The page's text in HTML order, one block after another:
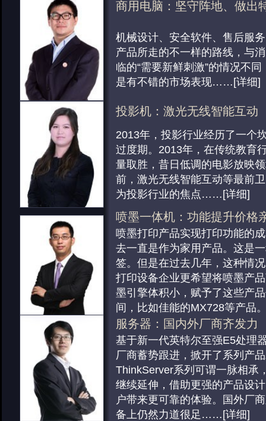
的东西，出现这样的情况其实
2012年我们经历的太好，而影
没有……[详细]
影像产品：期待明年一切会
业的极度热闹，2013年显得平
会，2013年的影像行业并没有
的东西，出现这样的情况其实
2012年我们经历的太好，而影
没有 ……[详细]
导，其中游戏悍将、先马、鑫
电源：金牌崛起 数控未来
电源产品越来越注重高转换效
费者来说有着很好的节能表现
费者在低价位上有了更高性能
这不仅仅可以为消费者来带更
还彰…… [详细]
散热器：一体式水冷普及
水冷散热相对于风冷来说有着
然在风冷产品入门级及中端还
市场，而水冷产品则与高端风
同时我们看到水冷的价格性对
的价格，一路杀到了299元甚至
能散热器的选择上，消费者们
考……[详细]
硬盘：市场格局转变 走专业
硬盘市场方面，经过前两年行
事件的影响，如今硬盘市场所
数。希捷收购三星、西数收购
格局变得更加明了。不过更好
过重新分配，每个企业对于消
盘更加专业化。比如HGST的
行业……[详细]
游戏耳机和无线耳机是这个品
群，游戏耳机厂商与游戏比赛
紧密，游戏、耳机、选手这三
带动了整个游戏周边产业链的
4.0技术的普及，蓝牙音乐耳机
移动存储：改变用户生活
移动存储市场方面，个大厂商
含义，将个人生活、主题等等
中，大大丰富了产品的特性。
风、安全风、性能风等等让用
择，让存储市场不再是同质化
际应用方面在2013年也是创新
的无……[详细]
无线存储：改变用户生活
移动存储市场方面，个大厂商
含义，将个人生活、主题等等
中，大大丰富了产品的特性。
风、安全风、性能风等等让用
择，让存储市场不再是同质化
际应用方面在2013年也是创新
的无……[详细]
消费网络：无线路由产生颠
整体来看，2013年无线路由器
性改变，极路由、小米、百度
苹果iOS、谷歌Android和微软
在2013年继续走俏，尤其iOS7
果再一次处于风口浪尖，相比
Windows Phone就显得有些低
的寻求硬件。好在两个企业在
平板软件：游戏应用发展迅
平板硬件在2013年似乎还有一
方，但平板软件似乎已经被手
对平板定制优化的应用软件越
看视频已经成了平板电脑最大
平板性能的提升，运行大型3D
畅，平板游戏应用在过去一年
细]
商用电脑：坚守阵地、做出
机械设计、安全软件、售后服
产品所走的不一样的路线，与
临的“需要新鲜刺激”的情况不
是有不错的市场表现……[详细]
投影机：激光无线智能互动
2013年，投影行业经历了一个
过度期。2013年，在传统教育
量取胜，昔日低调的电影放映
前，激光无线智能互动等最前
为投影行业的焦点……[详细]
投影机：激光无线智能互动
2013年，投影行业经历了一个
过度期。2013年，在传统教育
量取胜，昔日低调的电影放映
前，激光无线智能互动等最前
为投影行业的焦点 …… [详细]
投影机：激光无线智能互动
2013年，投影行业经历了一个
过度期。2013年，在传统教育
量取胜，昔日低调的电影放映
前，激光无线智能互动等最前
为投影行业的焦点 …… [详细]
喷墨一体机：功能提升价格
喷墨打印产品实现打印功能的
去一直是作为家用产品。这是
签。但是在过去几年，这种情
打印设备企业更希望将喷墨产
墨引擎体积小，赋予了这些产
间，比如佳能的MX728等产品
一步…… [详细]
扫描仪：市场分化的特别严
扫描仪市场现如今市场分化的
专业影像扫描的产品基本都退
企业都在转型，生产销售面向
扫描仪，这些产品扫描速度快
品耐用，是行业用户从纸张到
服务器：国内外厂商齐发力
基于新一代英特尔至强E5处理
厂商蓄势跟进，掀开了系列产
ThinkServer系列可谓一脉相承
继续延伸，借助更强的产品设
户带来更可靠的体验。国外厂
备上仍然力道很足 ……[详细]